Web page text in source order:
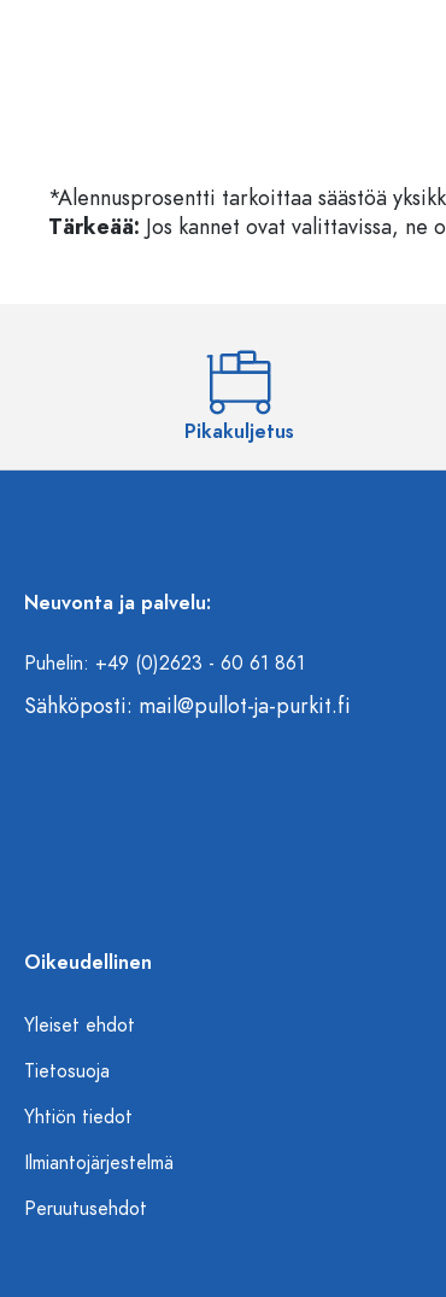
*Alennusprosentti tarkoittaa säästöä
Tärkeää: Jos kannet ovat valittavissa,
Pikakuljetus
Neuvonta ja palvelu:
Puhelin: +49 (0)2623 - 60 61 861
Sähköposti: mail@pullot-ja-purkit.fi
Oikeudellinen
Yleiset ehdot
Tietosuoja
Yhtiön tiedot
Ilmiantojärjestelmä
Peruutusehdot